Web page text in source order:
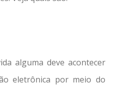
alguma deve acontecer
eletrônica por meio do